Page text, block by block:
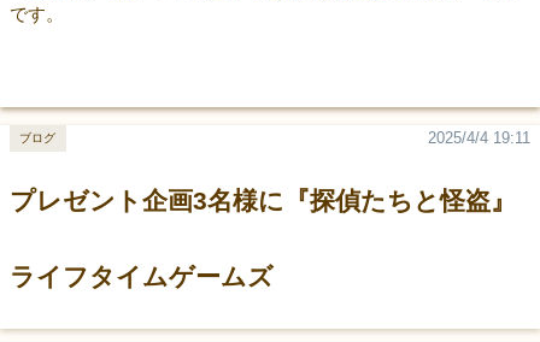
です。
プレゼント企画3名様に『探偵たちと怪盗』
ライフタイムゲームズ
2025/4/4 19:11
ブログ